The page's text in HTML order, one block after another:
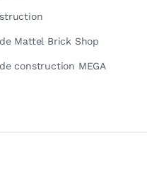
Mattel Brick Shop
construction MEGA